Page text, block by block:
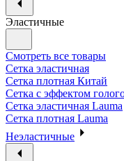
Эластичные
Смотреть все товары
Сетка эластичная
Сетка плотная Китай
Сетка с эффектом
Сетка эластичная Lauma
Сетка плотная Lauma
Неэластичные